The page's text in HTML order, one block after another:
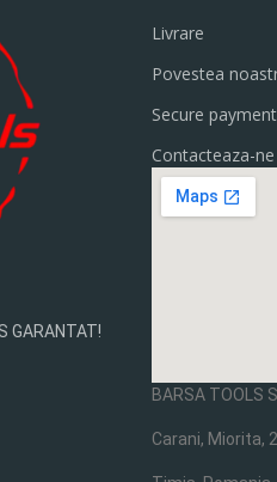
GARANTAT!
Livrare
Povestea
Secure payment
Contacteaza-ne
BARSA TOOLS
Carani, Miorita,